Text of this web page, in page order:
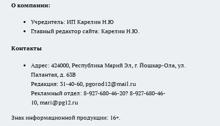
О компании:
Учредитель: ИП Карелин Н.Ю
Главный редактор сайта: Карелин Н.Ю.
Контакты
Адрес: 424000, Республика Марий Эл, г. Йошкар-Ола, ул.
Палантая, д. 63В
Редакция: 31-40-60, pgorod12@mail.ru
Рекламный отдел: 8-927-680-46-20? 8-927-680-46-
10, mari@pg12.ru
Знак информационной продукции: 16+.